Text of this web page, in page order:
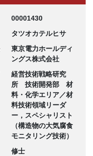
00001430
タツオカテルヒサ
東京電力ホールディ
ングス株式会社
経営技術戦略研究
所 技術開発部 材
料・化学エリア／材
料技術領域リーダ
ー，スペシャリスト
（構造物の大気腐食
モニタリング技術）
修士